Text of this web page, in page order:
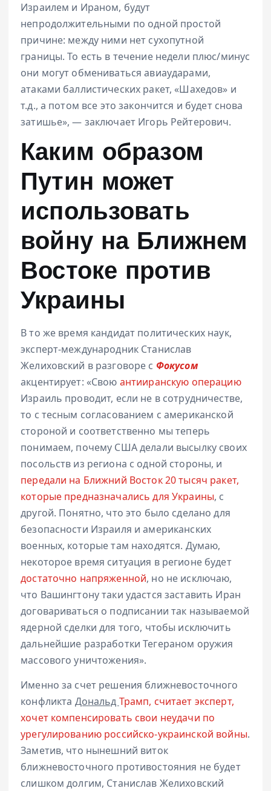
Израилем и Ираном, будут
непродолжительными по одной простой
причине: между ними нет сухопутной
границы. То есть в течение недели плюс/минус
они могут обмениваться авиаударами,
атаками баллистических ракет, «Шахедов» и
т.д., а потом все это закончится и будет снова
затишье», — заключает Игорь Рейтерович.
Каким образом
Путин может
использовать
войну на Ближнем
Востоке против
Украины
В то же время кандидат политических наук,
эксперт-международник Станислав
Желиховский в разговоре с Фокусом
акцентирует: «Свою антииранскую операцию
Израиль проводит, если не в сотрудничестве,
то с тесным согласованием с американской
стороной и соответственно мы теперь
понимаем, почему США делали высылку своих
посольств из региона с одной стороны, и
передали на Ближний Восток 20 тысяч ракет,
которые предназначались для Украины, с
другой. Понятно, что это было сделано для
безопасности Израиля и американских
военных, которые там находятся. Думаю,
некоторое время ситуация в регионе будет
достаточно напряженной, но не исключаю,
что Вашингтону таки удастся заставить Иран
договариваться о подписании так называемой
ядерной сделки для того, чтобы исключить
дальнейшие разработки Тегераном оружия
массового уничтожения».
Именно за счет решения ближневосточного
конфликта Дональд Трамп, считает эксперт,
хочет компенсировать свои неудачи по
урегулированию российско-украинской войны.
Заметив, что нынешний виток
ближневосточного противостояния не будет
слишком долгим, Станислав Желиховский